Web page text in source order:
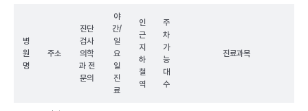
병
원
명
주소
진단
검사
의학
과 전
문의
야
간/
일
요
일
진
료
인
근
지
하
철
역
주
차
가
능
대
수
진료과목